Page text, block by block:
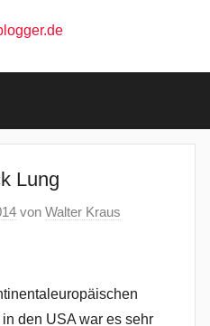
Lung
von Walter Kraus
den USA war es sehr